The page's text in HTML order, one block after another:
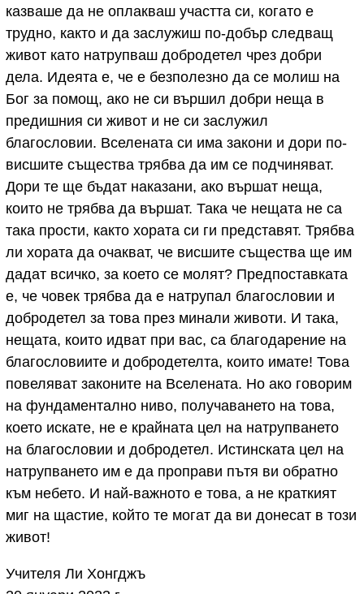
казваше да не оплакваш участта си, когато е
трудно, както и да заслужиш по-добър следващ
живот като натрупваш добродетел чрез добри
дела. Идеята е, че е безполезно да се молиш на
Бог за помощ, ако не си вършил добри неща в
предишния си живот и не си заслужил
благословии. Вселената си има закони и дори по-
висшите същества трябва да им се подчиняват.
Дори те ще бъдат наказани, ако вършат неща,
които не трябва да вършат. Така че нещата не са
така прости, както хората си ги представят. Трябва
ли хората да очакват, че висшите същества ще им
дадат всичко, за което се молят? Предпоставката
е, че човек трябва да е натрупал благословии и
добродетел за това през минали животи. И така,
нещата, които идват при вас, са благодарение на
благословиите и добродетелта, които имате! Това
повеляват законите на Вселената. Но ако говорим
на фундаментално ниво, получаването на това,
което искате, не е крайната цел на натрупването
на благословии и добродетел. Истинската цел на
натрупването им е да проправи пътя ви обратно
към небето. И най-важното е това, а не краткият
миг на щастие, който те могат да ви донесат в този
живот!
Учителя Ли Хонгджъ